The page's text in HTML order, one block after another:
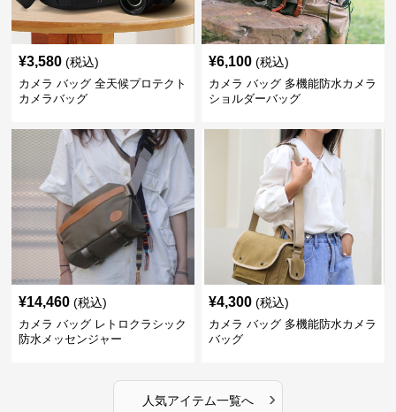
¥3,580 (税込)
カメラ バッグ 全天候プロテクト
カメラバッグ
¥6,100 (税込)
カメラ バッグ 多機能防水カメラ
ショルダーバッグ
¥14,460 (税込)
カメラ バッグ レトロクラシック
防水メッセンジャー
¥4,300 (税込)
カメラ バッグ 多機能防水カメラ
バッグ
人気アイテム一覧へ ›